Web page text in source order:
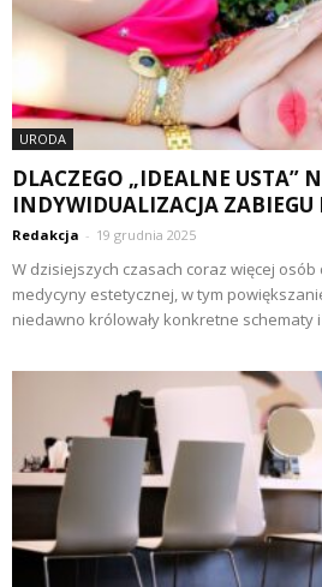
URODA
DLACZEGO „IDEALNE USTA”
INDYWIDUALIZACJA
Redakcja - 19 grudnia 2025
W dzisiejszych czasach coraz więcej
medycyny estetycznej, w tym
niedawno królowały konkretne schematy